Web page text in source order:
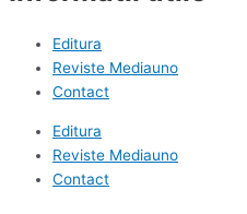
Editura
Reviste Mediauno
Contact
Editura
Reviste Mediauno
Contact